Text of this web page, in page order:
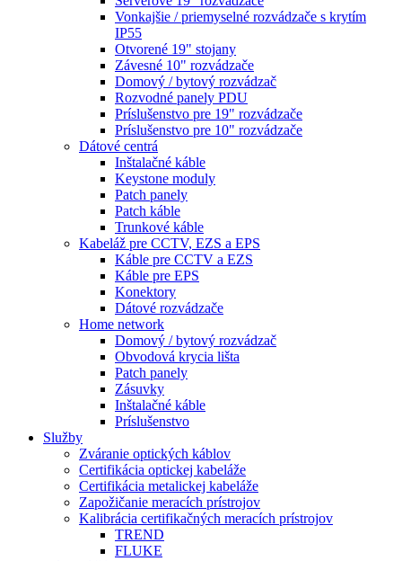
Vonkajšie / priemyselné rozvádzače s krytím
IP55
Otvorené 19" stojany
Závesné 10" rozvádzače
Domový / bytový rozvádzač
Rozvodné panely PDU
Príslušenstvo pre 19" rozvádzače
Príslušenstvo pre 10" rozvádzače
Dátové centrá
Inštalačné káble
Keystone moduly
Patch panely
Patch káble
Trunkové káble
Kabeláž pre CCTV, EZS a EPS
Káble pre CCTV a EZS
Káble pre EPS
Konektory
Dátové rozvádzače
Home network
Domový / bytový rozvádzač
Obvodová krycia lišta
Patch panely
Zásuvky
Inštalačné káble
Príslušenstvo
Služby
Zváranie optických káblov
Certifikácia optickej kabeláže
Certifikácia metalickej kabeláže
Zapožičanie meracích prístrojov
Kalibrácia certifikačných meracích prístrojov
TREND
FLUKE